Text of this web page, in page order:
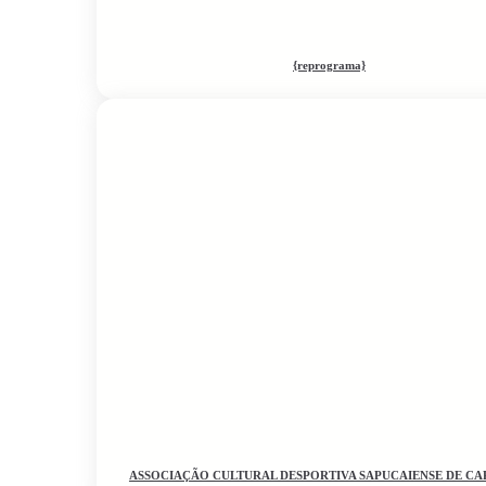
{reprograma}
ASSOCIAÇÃO CULTURAL DESPORTIVA SAPUCAIENSE DE